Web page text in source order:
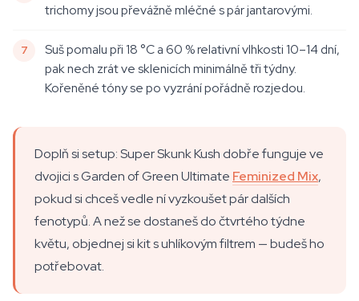
trichomy jsou převážně mléčné s pár jantarovými.
Suš pomalu při 18 °C a 60 % relativní vlhkosti 10–14 dní,
pak nech zrát ve sklenicích minimálně tři týdny.
Kořeněné tóny se po vyzrání pořádně rozjedou.
Doplň si setup: Super Skunk Kush dobře funguje ve
dvojici s Garden of Green Ultimate Feminized Mix,
pokud si chceš vedle ní vyzkoušet pár dalších
fenotypů. A než se dostaneš do čtvrtého týdne
květu, objednej si kit s uhlíkovým filtrem — budeš ho
potřebovat.